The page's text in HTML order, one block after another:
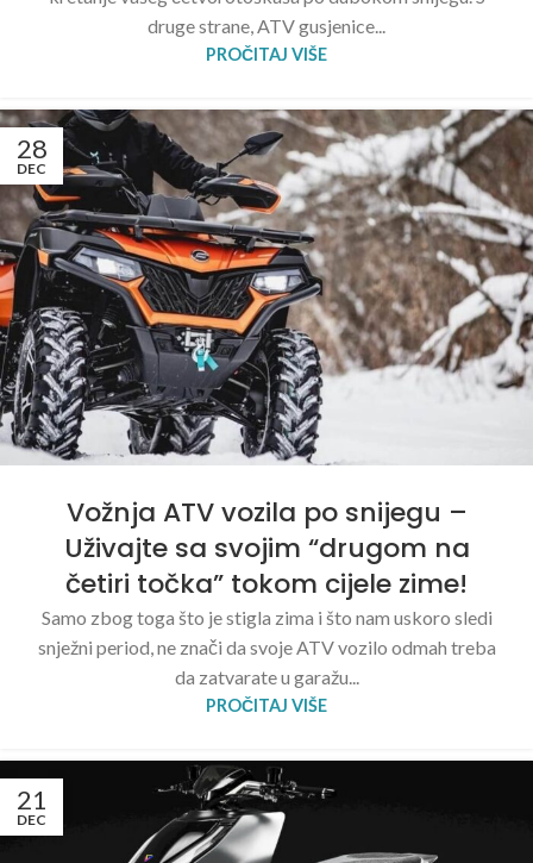
druge strane, ATV gusjenice...
PROČITAJ VIŠE
28
DEC
Vožnja ATV vozila po snijegu –
Uživajte sa svojim “drugom na
četiri točka” tokom cijele zime!
Samo zbog toga što je stigla zima i što nam uskoro sledi
snježni period, ne znači da svoje ATV vozilo odmah treba
da zatvarate u garažu...
PROČITAJ VIŠE
21
DEC